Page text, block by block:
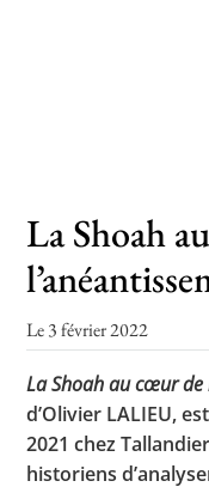
La Shoah
Le 3 février 2022
La Shoah au cœur de
d’Olivier LALIEU,
2021 chez
historiens